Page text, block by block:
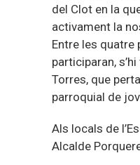
del Clot en la
activament la
Entre les quatre
participaran,
Torres, que
parroquial de
Als locals de
Alcalde